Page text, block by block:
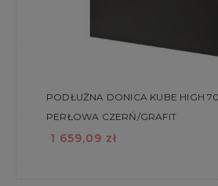
PODŁUŻNA DONICA KUBE HIGH
PERŁOWA CZERŃ/GRAFIT
1 659,09 zł